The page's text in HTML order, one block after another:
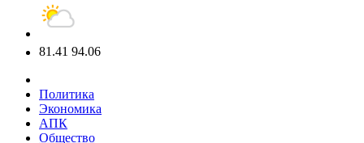
81.41 94.06
Политика
Экономика
АПК
Общество